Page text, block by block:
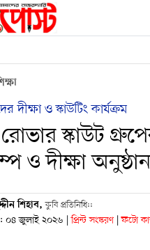
দীক্ষা ও স্কাউটিং কার্যক্রম
স্কাউট
ও দীক্ষা
শিহাব,কুবি প্রতিনিধি::
: ০৪ জুলাই ২০২৬ | প্রিন্ট সংস্করণ | ফটো